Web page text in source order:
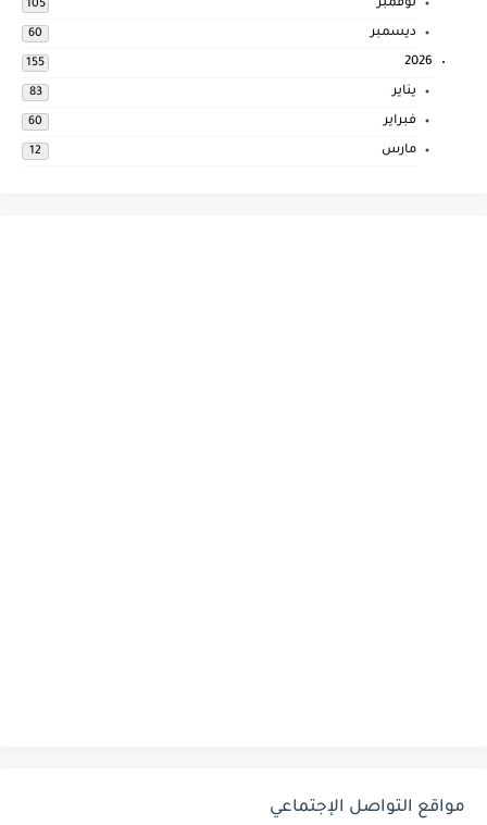
نوفمبر 105
ديسمبر 60
2026
155
يناير 83
فبراير 60
مارس 12
مواقع التواصل الإجتماعي